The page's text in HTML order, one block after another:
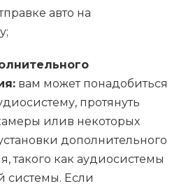
авто на
вам может понадобиться
протянуть
илив некоторых
дополнительного
такого как аудиосистемы
системы. Если